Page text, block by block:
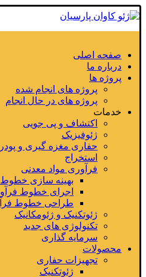
صفحه اصلی
درباره ما
پروژه ها
پروژه های انجام شده
پروژه های در حال انجام
خدمات
اکتشاف و پی جویی
ژئوفیزیک
حفاری مغزه گیری و
استخراج
فرآوری مواد معدنی
بهینه سازی خطوط
اجرای خطوط
طراحی خطوط
ژئوتکنیک و ژئومکانیک
تکنولوژی های جدید
سرمایه گذاری
محصولات
تجهیزات حفاری
ژئوتکنیک